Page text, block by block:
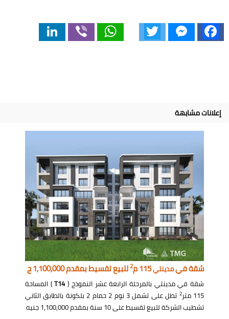
Facebook
Messenger
WhatsApp
إعلانات مشابهة
شقة فيمدينتي115 م 2للبيع تقسيط بمقدم 1,100,000 ج
شقة في مدينتي بالمرحلة الرابعة عشر النموذج (T14) المساحة
115 متر
2
تطل على تشمل 3 نوم 2 حمام 2 بلكونة بالطابق الثاني
تشطيب الشركة للبيع تقسيط على 10 سنة بمقدم 1,100,000 جنيه